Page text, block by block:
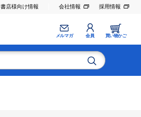
書店様向け情報 会社情報 採用情報
メルマガ 会員 買い物かご